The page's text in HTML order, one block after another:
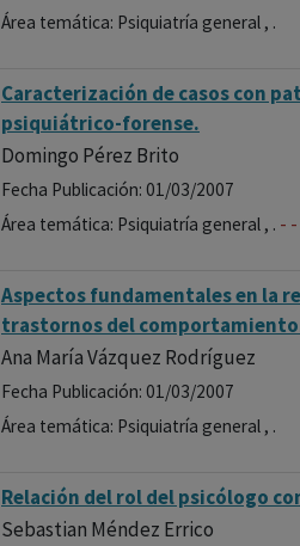
Área temática: Psiquiatría general , .
Caracterización de casos con
psiquiátrico-forense.
Domingo Pérez Brito
Fecha Publicación: 01/03/2007
Área temática: Psiquiatría general , . - -
Aspectos fundamentales en la
trastornos del
Ana María Vázquez Rodríguez
Fecha Publicación: 01/03/2007
Área temática: Psiquiatría general , .
Relación del rol del psicólogo
Sebastian Méndez Errico